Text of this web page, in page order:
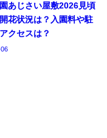
あじさい屋敷2026見頃
花状況は？入園料や駐
クセスは？